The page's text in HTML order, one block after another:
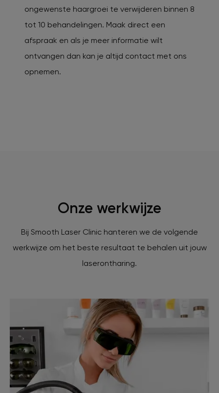
ongewenste haargroei te verwijderen binnen 8
tot 10 behandelingen. Maak direct een
afspraak en als je meer informatie wilt
ontvangen dan kan je altijd contact met ons
opnemen.
Onze werkwijze
Bij Smooth Laser Clinic hanteren we de volgende
werkwijze om het beste resultaat te behalen uit jouw
laserontharing.